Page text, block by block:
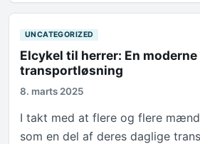
UNCATEGORIZED
Elcykel til herrer: En moderne
transportløsning
8. marts 2025
I takt med at flere og flere
som en del af deres daglige